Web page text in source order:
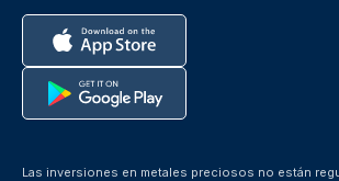
Las inversiones en metales preciosos no están